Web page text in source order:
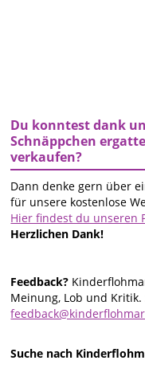
Du konntest dank
Schnäppchen
verkaufen?
Dann denke gern über
für unsere kostenlose
Hier findest du unseren
Herzlichen Dank!
Feedback?
Meinung, Lob und
Suche nach